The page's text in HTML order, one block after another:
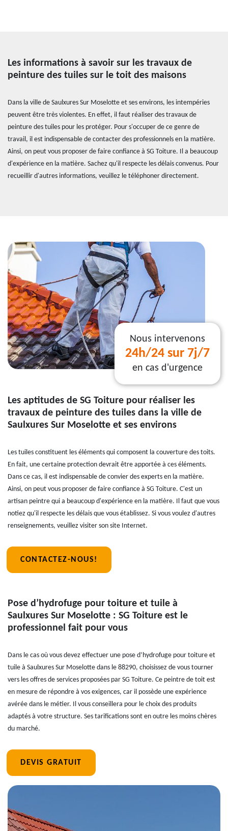
Les informations à savoir sur les travaux de
peinture des tuiles sur le toit des maisons
Dans la ville de Saulxures Sur Moselotte et ses environs, les intempéries
peuvent être très violentes. En effet, il faut réaliser des travaux de
peinture des tuiles pour les protéger. Pour s'occuper de ce genre de
travail, il est indispensable de contacter des professionnels en la matière.
Ainsi, on peut vous proposer de faire confiance à SG Toiture. Il a beaucoup
d'expérience en la matière. Sachez qu'il respecte les délais convenus. Pour
recueillir d'autres informations, veuillez le téléphoner directement.
Nous intervenons
24h/24 sur 7j/7
en cas d'urgence
Les aptitudes de SG Toiture pour réaliser les
travaux de peinture des tuiles dans la ville de
Saulxures Sur Moselotte et ses environs
Les tuiles constituent les éléments qui composent la couverture des toits.
En fait, une certaine protection devrait être apportée à ces éléments.
Dans ce cas, il est indispensable de convier des experts en la matière.
Ainsi, on peut vous proposer de faire confiance à SG Toiture. C'est un
artisan peintre qui a beaucoup d'expérience en la matière. Il faut que vous
notiez qu'il respecte les délais que vous établissez. Si vous voulez d'autres
renseignements, veuillez visiter son site Internet.
CONTACTEZ-NOUS!
Pose d’hydrofuge pour toiture et tuile à
Saulxures Sur Moselotte : SG Toiture est le
professionnel fait pour vous
Dans le cas où vous devez effectuer une pose d’hydrofuge pour toiture et
tuile à Saulxures Sur Moselotte dans le 88290, choisissez de vous tourner
vers les offres de services proposées par SG Toiture. Ce peintre de toit est
en mesure de répondre à vos exigences, car il possède une expérience
avérée dans le métier. Il vous conseillera pour le choix des produits
adaptés à votre structure. Ses tarifications sont en outre les moins chères
du marché.
DEVIS GRATUIT